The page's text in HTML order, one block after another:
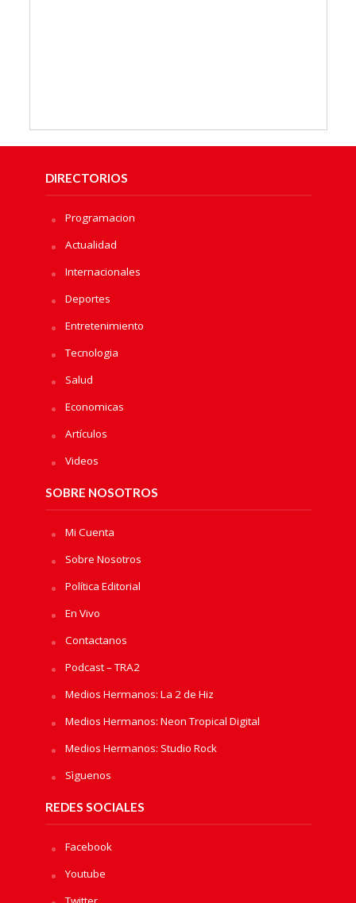
DIRECTORIOS
Programacion
Actualidad
Internacionales
Deportes
Entretenimiento
Tecnologia
Salud
Economicas
Artículos
Videos
SOBRE NOSOTROS
Mi Cuenta
Sobre Nosotros
Política Editorial
En Vivo
Contactanos
Podcast – TRA2
Medios Hermanos: La 2 de Hiz
Medios Hermanos: Neon Tropical Digital
Medios Hermanos: Studio Rock
Sìguenos
REDES SOCIALES
Facebook
Youtube